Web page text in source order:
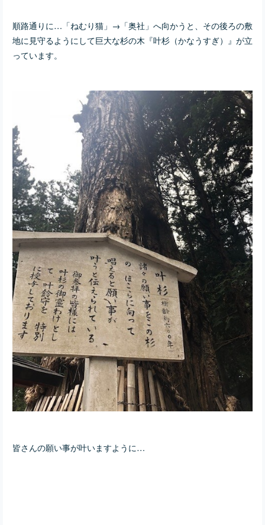
順路通りに…「ねむり猫」→「奥社」へ向かうと、その後ろの敷
地に見守るようにして巨大な杉の木『叶杉（かなうすぎ）』が立
っています。
皆さんの願い事が叶いますように…